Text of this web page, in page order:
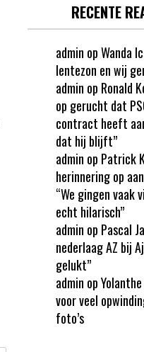
RECENTE
admin opWanda
lentezon en wij
admin op Ronald
op gerucht dat
contract heeft
dat hij blijft”
admin op Patrick
herinnering op
“We gingen vaak
echt hilarisch”
admin op Pascal
nederlaag AZ bij
gelukt”
admin op
voor veel
foto’s